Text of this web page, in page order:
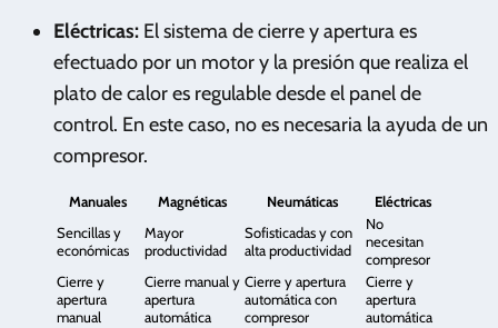
Eléctricas: El sistema de cierre y apertura es
efectuado por un motor y la presión que realiza el
plato de calor es regulable desde el panel de
control. En este caso, no es necesaria la ayuda de un
compresor.
Manuales Magnéticas Neumáticas
Eléctricas
Sencillas y
económicas
Mayor
productividad
Sofisticadas y con
alta productividad
No
necesitan
compresor
Cierre y
apertura
manual
Cierre manual y
apertura
automática
Cierre y apertura
automática con
compresor
Cierre y
apertura
automática